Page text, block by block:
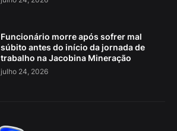
Funcionário morre após sofrer mal
súbito antes do início da jornada de
trabalho na Jacobina Mineração
julho 24, 2026